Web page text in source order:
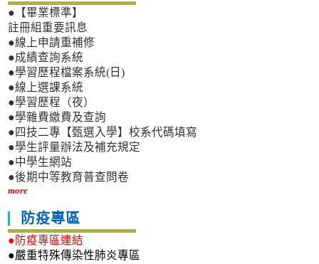
●【畢業標準】
註冊組重要訊息
●線上申請重補修
●成績查詢系統
●學習歷程檔案系統(日)
●線上選課系統
●學習歷程（夜）
●學雜費繳費及查詢
●四技二專【甄選入學】校系代碼填寫
●學生評量辦法及補充規定
●中學生網站
●後期中等教育普查問卷
more
防疫專區
●防疫專區連結
●嚴重特殊傳染性肺炎專區